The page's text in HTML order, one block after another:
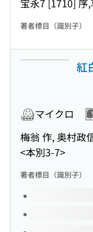
著者標目（識別子）
紅
マイクロ
梅翁 作, 奥村政
<本別3-7>
著者標目（識別子）
このタイトルの巻号